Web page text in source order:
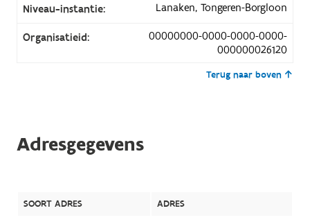
Niveau-instantie: Lanaken, Tongeren-Borgloon
Organisatieid:
00000000-0000-0000-0000-
000000026120
Terug naar boven
Adresgegevens
SOORT ADRES ADRES